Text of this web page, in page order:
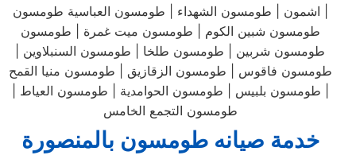
طومسون شبين الكوم | طومسون ميت غمرة | طومسون
طومسون شربين | طومسون طلخا | طومسون السنبلاوين |
طومسون فاقوس | طومسون الزقازيق | طومسون منيا القمح
| طومسون بلبيس | طومسون الحوامدية | طومسون العياط |
طومسون التجمع الخامس
خدمة صيانه طومسون بالمنصورة